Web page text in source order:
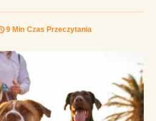
9 Min Czas Przeczytania